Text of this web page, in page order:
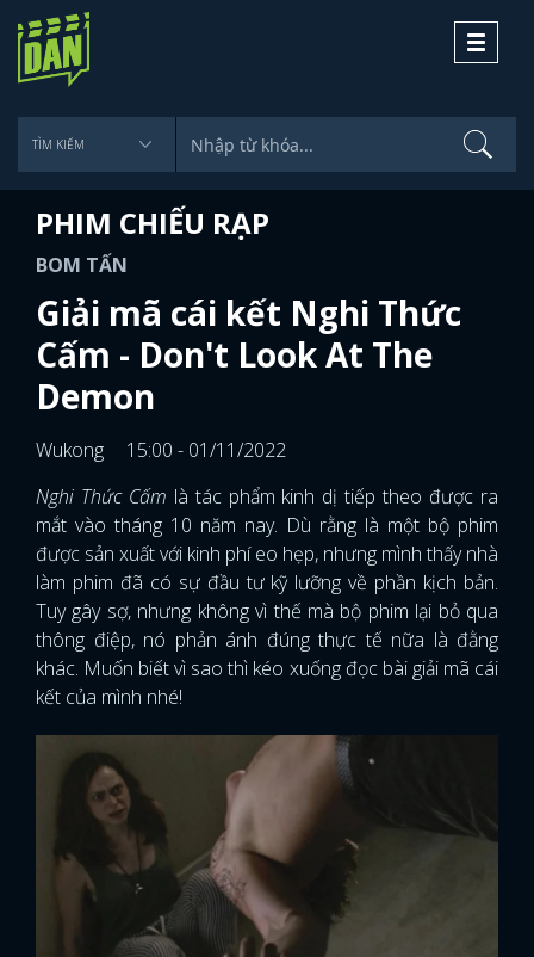
Toggle
PHIM CHIẾU RẠP
BOM TẤN
Giải mã cái kết Nghi Thức
Cấm - Don't Look At The
Demon
Wukong
15:00 - 01/11/2022
Nghi Thức Cấm là tác phẩm kinh dị tiếp theo được ra
mắt vào tháng 10 năm nay. Dù rằng là một bộ phim
được sản xuất với kinh phí eo hẹp, nhưng mình thấy nhà
làm phim đã có sự đầu tư kỹ lưỡng về phần kịch bản.
Tuy gây sợ, nhưng không vì thế mà bộ phim lại bỏ qua
thông điệp, nó phản ánh đúng thực tế nữa là đằng
khác. Muốn biết vì sao thì kéo xuống đọc bài giải mã cái
kết của mình nhé!